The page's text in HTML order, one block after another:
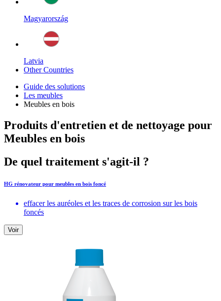
Magyarország
Latvia
Other Countries
Guide des solutions
Les meubles
Meubles en bois
Produits d'entretien et de nettoyage pour
Meubles en bois
De quel traitement s'agit-il ?
HG rénovateur pour meubles en bois foncé
effacer les auréoles et les traces de corrosion sur les bois
foncés
Voir